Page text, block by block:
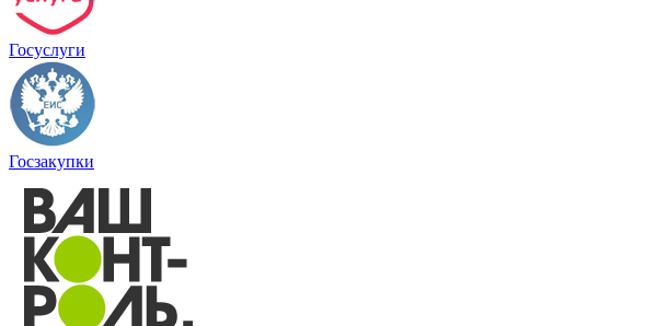
Госуслуги
Госзакупки